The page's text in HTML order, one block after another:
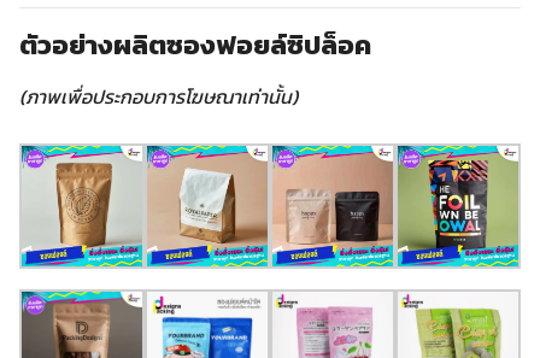
ตัวอย่างผลิตซองฟอยล์ซิปล็อค
(ภาพเพื่อประกอบการโฆษณาเท่านั้น)